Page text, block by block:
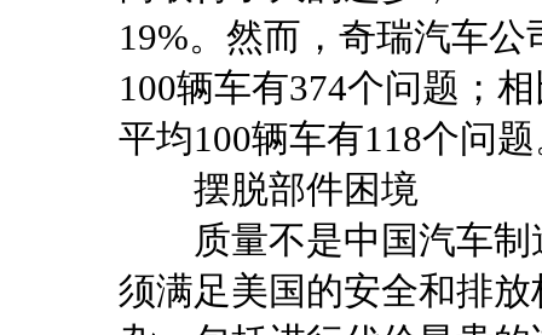
19%。然而，奇瑞汽车
100辆车有374个问题；
平均100辆车有118个问
摆脱部件困境
质量不是中国汽车制
须满足美国的安全和排